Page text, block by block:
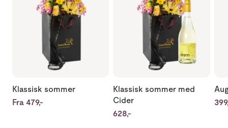
Klassisk sommer
Fra 479,-
Klassisk sommer med
Cider
628,-